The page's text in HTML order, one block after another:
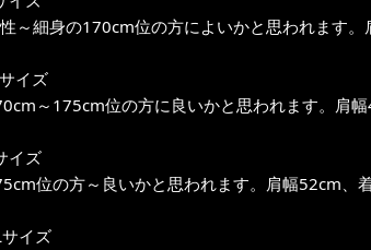
～細身の170cm位の方によいかと思われます
イズ
～175cm位の方に良いかと思われます。肩
イズ
位の方～良いかと思われます。肩幅52cm、
イズ